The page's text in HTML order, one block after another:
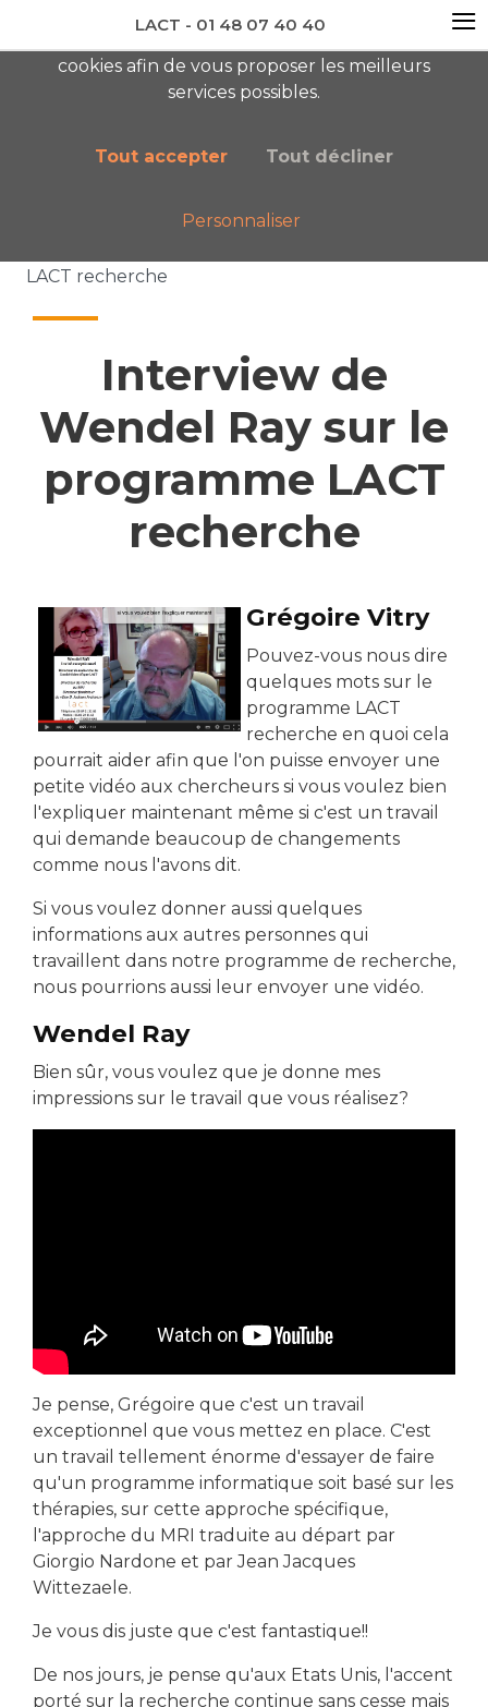
newsletter AC
Nos publications
LACT recherche
Interview de
Wendel Ray sur le
programme LACT
recherche
Grégoire Vitry
Pouvez-vous nous dire
quelques mots sur le
programme LACT
recherche en quoi cela
pourrait aider afin que l'on puisse envoyer une
petite vidéo aux chercheurs si vous voulez bien
l'expliquer maintenant même si c'est un travail
qui demande beaucoup de changements
comme nous l'avons dit.
Si vous voulez donner aussi quelques
informations aux autres personnes qui
travaillent dans notre programme de recherche,
nous pourrions aussi leur envoyer une vidéo.
Wendel Ray
Bien sûr, vous voulez que je donne mes
impressions sur le travail que vous réalisez?
Je pense, Grégoire que c'est un travail
exceptionnel que vous mettez en place. C'est
un travail tellement énorme d'essayer de faire
qu'un programme informatique soit basé sur les
thérapies, sur cette approche spécifique,
l'approche du MRI traduite au départ par
Giorgio Nardone et par Jean Jacques
Wittezaele.
Je vous dis juste que c'est fantastique!!
De nos jours, je pense qu'aux Etats Unis, l'accent
porté sur la recherche continue sans cesse mais
cookies afin de vous proposer les meilleurs
services possibles.
Tout accepter Tout décliner
Personnaliser
LACT - 01 48 07 40 40 ≡